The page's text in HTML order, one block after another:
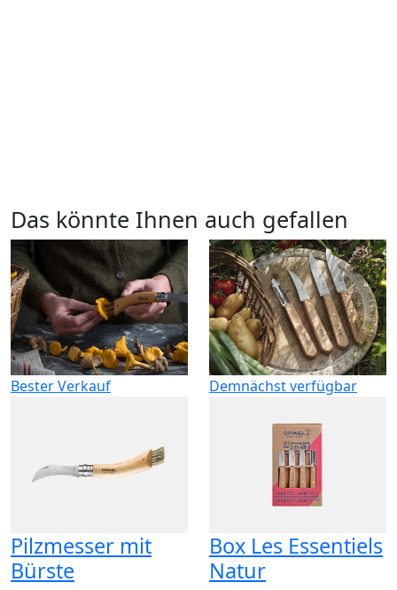
Das könnte Ihnen auch gefallen
Bester Verkauf
Pilzmesser mit
Bürste
Demnächst verfügbar
Box Les Essentiels
Natur